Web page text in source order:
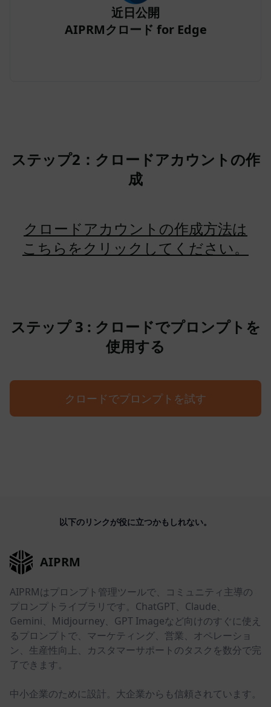
近日公開
AIPRMクロード for Edge
ステップ2：クロードアカウントの作
成
クロードアカウントの作成方法は
こちらをクリックしてください。
ステップ 3 : クロードでプロンプトを
使用する
クロードでプロンプトを試す
以下のリンクが役に立つかもしれない。
AIPRM
AIPRMはプロンプト管理ツールで、コミュニティ主導の
プロンプトライブラリです。ChatGPT、Claude、
Gemini、Midjourney、GPT Imageなど向けのすぐに使え
るプロンプトで、マーケティング、営業、オペレーショ
ン、生産性向上、カスタマーサポートのタスクを数分で完
了できます。
中小企業のために設計。大企業からも信頼されています。